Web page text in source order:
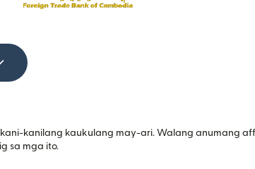
kanilang kaukulang may-ari. Walang anumang
sa mga ito.